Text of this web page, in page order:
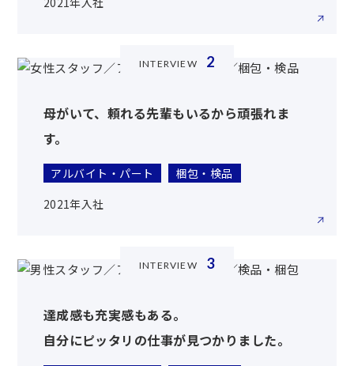
INTERVIEW 2
母がいて、頼れる先輩もいるから頑張れま
す。
アルバイト・パート
梱包・検品
2021年入社
INTERVIEW 3
達成感も充実感もある。
自分にピッタリの仕事が見つかりました。